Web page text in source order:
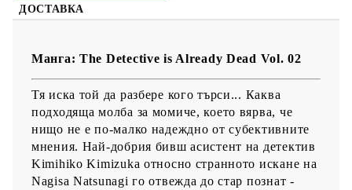
ДОСТАВКА
Манга: The Detective is Already Dead Vol. 02
Тя иска той да разбере кого търси... Каква
подходяща молба за момиче, което вярва, че
нищо не е по-малко надеждно от субективните
мнения. Най-добрия бивш асистент на детектив
Kimihiko Kimizuka относно странното искане на
Nagisa Natsunagi го отвежда до стар познат -